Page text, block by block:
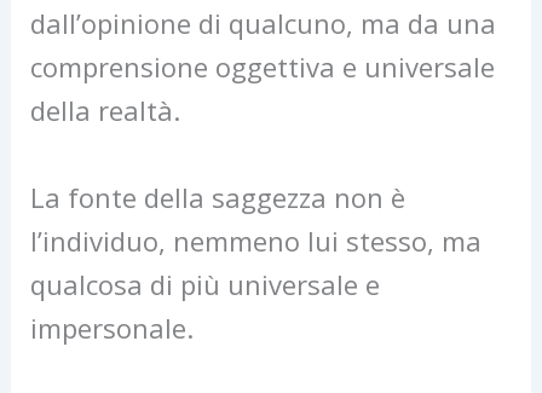
dall’opinione di qualcuno, ma da una
comprensione oggettiva e universale
della realtà.
La fonte della saggezza non è
l’individuo, nemmeno lui stesso, ma
qualcosa di più universale e
impersonale.